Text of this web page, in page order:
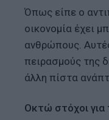
Όπως είπε ο
οικονομία έχει
ανθρώπους.
πειρασμούς της
άλλη πίστα
Οκτώ στόχοι για